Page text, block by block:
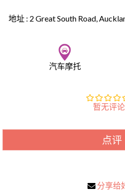
地址 : 2 Great South Road,
汽车摩托
暂无评论
点评
分享给